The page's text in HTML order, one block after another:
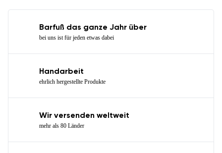
Barfuß das ganze Jahr über
bei uns ist für jeden etwas dabei
Handarbeit
ehrlich hergestellte Produkte
Wir versenden weltweit
mehr als 80 Länder